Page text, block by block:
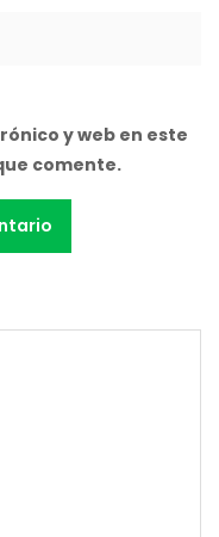
y web en este
comente.